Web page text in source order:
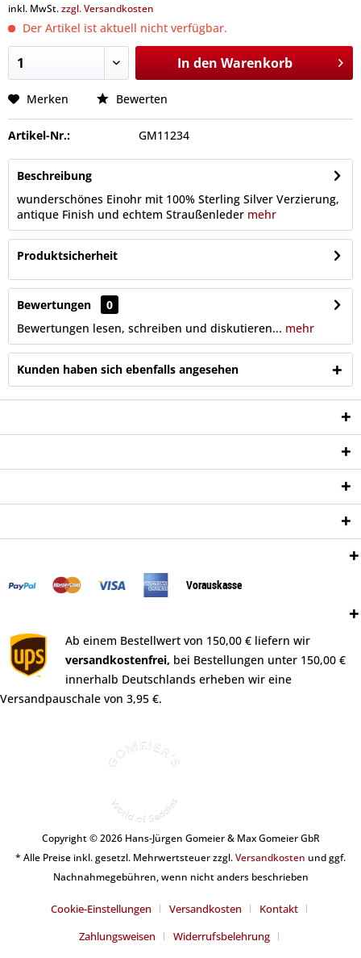
inkl. MwSt.zzgl. Versandkosten
Der Artikel ist aktuell nicht verfügbar.
In den Warenkorb
Merken Bewerten
Artikel-Nr.: GM11234
Beschreibung
wunderschönes Einohr mit 100% Sterling Silver Verzierung,
antique Finish und echtem Straußenleder mehr
Produktsicherheit
Bewertungen
0
Bewertungen lesen, schreiben und diskutieren... mehr
Kunden haben sich ebenfalls angesehen
Vorauskasse
Ab einem Bestellwert von 150,00 € liefern wir
versandkostenfrei, bei Bestellungen unter 150,00 €
innerhalb Deutschlands erheben wir eine
Versandpauschale von 3,95 €.
Copyright © 2026 Hans-Jürgen Gomeier & Max Gomeier GbR
* Alle Preise inkl. gesetzl. Mehrwertsteuer zzgl.Versandkosten und ggf.
Nachnahmegebühren, wenn nicht anders beschrieben
Cookie-Einstellungen Versandkosten
Kontakt
Zahlungsweisen
Widerrufsbelehrung